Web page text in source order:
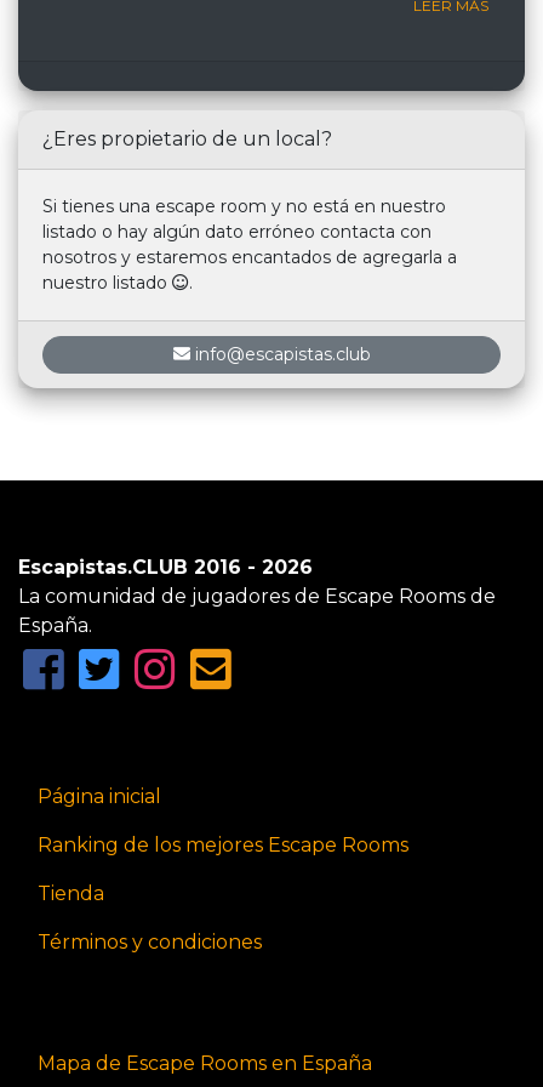
LEER MÁS
¿Eres propietario de un local?
Si tienes una escape room y no está en nuestro
listado o hay algún dato erróneo contacta con
nosotros y estaremos encantados de agregarla a
nuestro listado
.
info@escapistas.club
Escapistas.CLUB 2016 - 2026
La comunidad de jugadores de Escape Rooms de
España.
Página inicial
Ranking de los mejores Escape Rooms
Tienda
Términos y condiciones
Mapa de Escape Rooms en España